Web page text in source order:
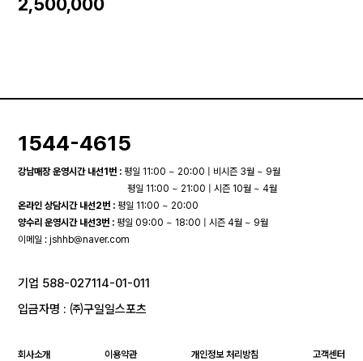
1544-4615
강남매장 운영시간 내선1번 : 평일 11:00 ~ 20:00 | 비시즌 3월 ~ 9월
평일 11:00 ~ 21:00 | 시즌 10월 ~ 4월
온라인 상담시간 내선2번 : 평일 11:00 ~ 20:00
양수리 운영시간 내선3번 : 평일 09:00 ~ 18:00 | 시즌 4월 ~ 9월
이메일 :jshhb@naver.com
기업 588-027114-01-011
입금자명 : ㈜구일일스포츠
회사소개 이용약관 개인정보 처리방침 고객센터